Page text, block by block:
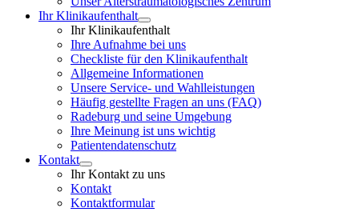
Ihr Klinikaufenthalt
Ihr Klinikaufenthalt
Ihre Aufnahme bei uns
Checkliste für den Klinikaufenthalt
Allgemeine Informationen
Unsere Service- und Wahlleistungen
Häufig gestellte Fragen an uns (FAQ)
Radeburg und seine Umgebung
Ihre Meinung ist uns wichtig
Patientendatenschutz
Kontakt
Ihr Kontakt zu uns
Kontakt
Kontaktformular